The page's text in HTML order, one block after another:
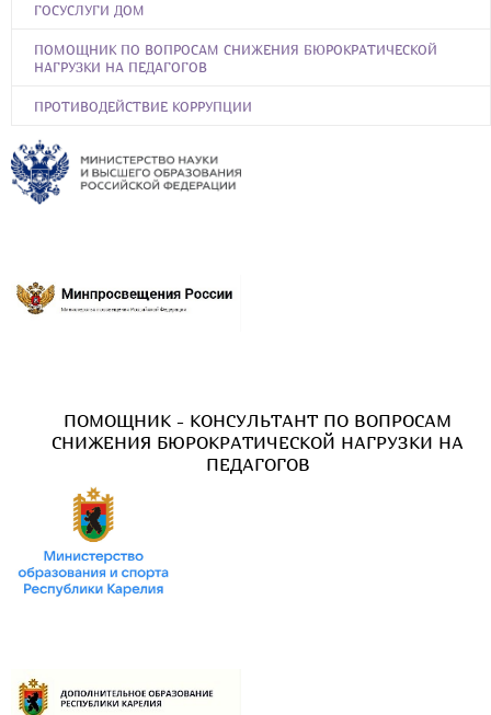
ГОСУСЛУГИ ДОМ
ПОМОЩНИК ПО ВОПРОСАМ СНИЖЕНИЯ БЮРОКРАТИЧЕСКОЙ
НАГРУЗКИ НА ПЕДАГОГОВ
ПРОТИВОДЕЙСТВИЕ КОРРУПЦИИ
ПОМОЩНИК - КОНСУЛЬТАНТ ПО ВОПРОСАМ
СНИЖЕНИЯ БЮРОКРАТИЧЕСКОЙ НАГРУЗКИ НА
ПЕДАГОГОВ